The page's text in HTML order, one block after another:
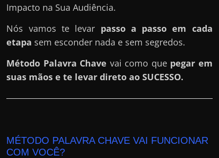
Impacto na Sua Audiência.
Nós vamos te levar passo a passo em cada
etapa sem esconder nada e sem segredos.
Método Palavra Chave vai como que pegar em
suas mãos e te levar direto ao SUCESSO.
MÉTODO PALAVRA CHAVE VAI FUNCIONAR
COM VOCÊ?